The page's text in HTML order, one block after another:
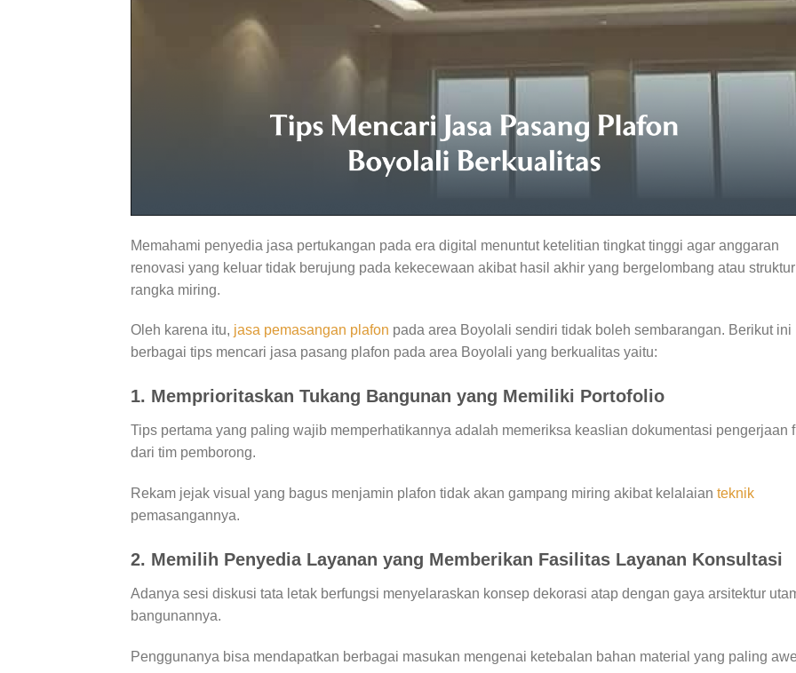
Memahami penyedia jasa pertukangan pada era digital menuntut ketelitian tingkat tinggi agar anggaran
renovasi yang keluar tidak berujung pada kekecewaan akibat hasil akhir yang bergelombang atau struktur
rangka miring.
Oleh karena itu, jasa pemasangan plafon pada area Boyolali sendiri tidak boleh sembarangan. Berikut ini
berbagai tips mencari jasa pasang plafon pada area Boyolali yang berkualitas yaitu:
1. Memprioritaskan Tukang Bangunan yang Memiliki Portofolio
Tips pertama yang paling wajib memperhatikannya adalah memeriksa keaslian dokumentasi pengerjaan
dari tim pemborong.
Rekam jejak visual yang bagus menjamin plafon tidak akan gampang miring akibat kelalaian teknik
pemasangannya.
2. Memilih Penyedia Layanan yang Memberikan Fasilitas Layanan Konsultasi
Adanya sesi diskusi tata letak berfungsi menyelaraskan konsep dekorasi atap dengan gaya arsitektur
bangunannya.
Penggunanya bisa mendapatkan berbagai masukan mengenai ketebalan bahan material yang paling